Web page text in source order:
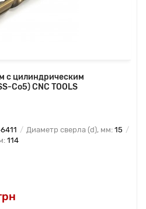
с цилиндрическим
Co5) CNC TOOLS
Диаметр сверла (d), мм: 15
114